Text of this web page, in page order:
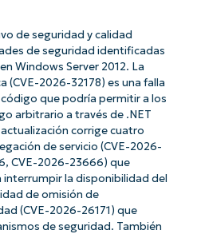
de seguridad y calidad
de seguridad identificadas
Windows Server 2012. La
(CVE-2026-32178) es una falla
que podría permitir a los
arbitrario a través de .NET
corrige cuatro
de servicio (CVE-2026-
CVE-2026-23666) que
la disponibilidad del
de omisión de
(CVE-2026-26171) que
de seguridad. También